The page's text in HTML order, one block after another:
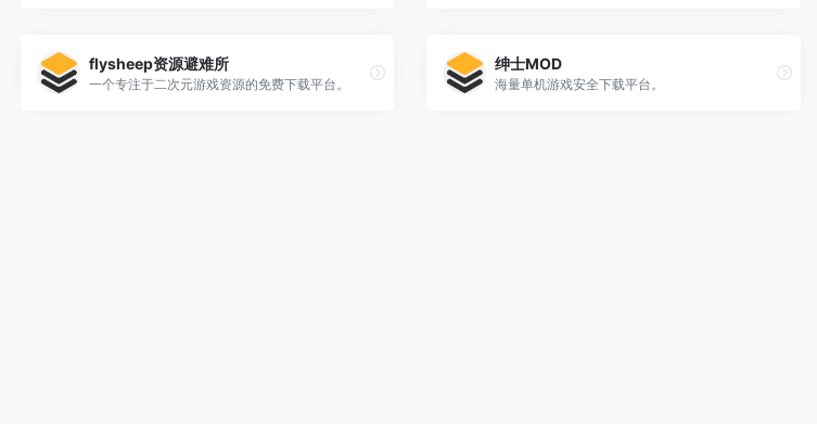
flysheep资源避难所
一个专注于二次元游戏资源的免费下载平台。
绅士MOD
海量单机游戏安全下载平台。